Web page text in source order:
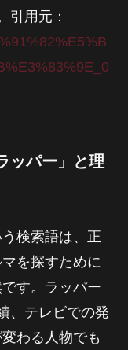
引用元：
ッパー」と理
検索語は、正
を探すために
す。ラッパー
、テレビでの発
わる人物でも